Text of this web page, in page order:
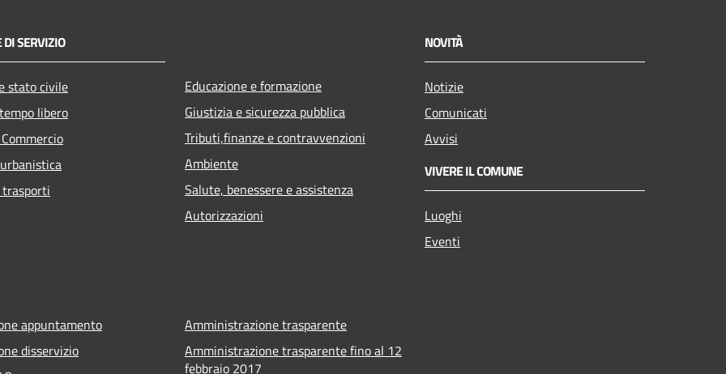
DI SERVIZIO
stato civile
libero
Educazione e formazione
Giustizia e sicurezza pubblica
Tributi,finanze e contravvenzioni
Ambiente
Salute, benessere e assistenza
Autorizzazioni
NOVITÀ
Notizie
Comunicati
Avvisi
VIVERE IL COMUNE
Luoghi
Eventi
appuntamento
disservizio
Amministrazione trasparente
Amministrazione trasparente fino al 12
febbraio 2017